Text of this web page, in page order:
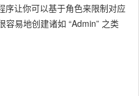
序让你可以基于角色来限制对应
易地创建诸如 “Admin” 之类